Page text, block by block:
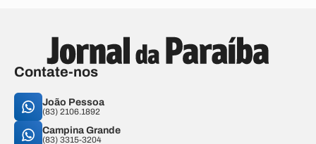
Contate-nos
João Pessoa
(83) 2106.1892
Campina Grande
(83) 3315-3204